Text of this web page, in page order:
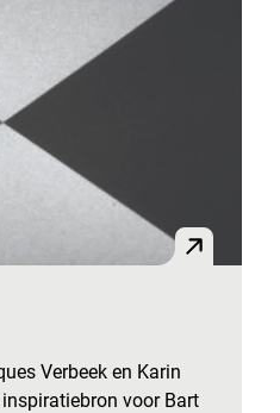
Verbeek en Karin
voor Bart